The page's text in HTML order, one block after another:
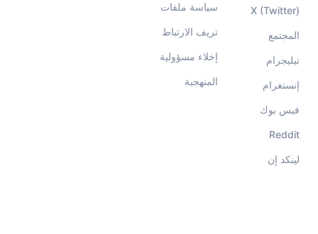
سياسة ملفات
تريف الارتباط
إخلاء مسؤولية
المنهجية
X (Twitter)
المجتمع
تيليجرام
إنستغرام
فيس بوك
Reddit
لينكد إن